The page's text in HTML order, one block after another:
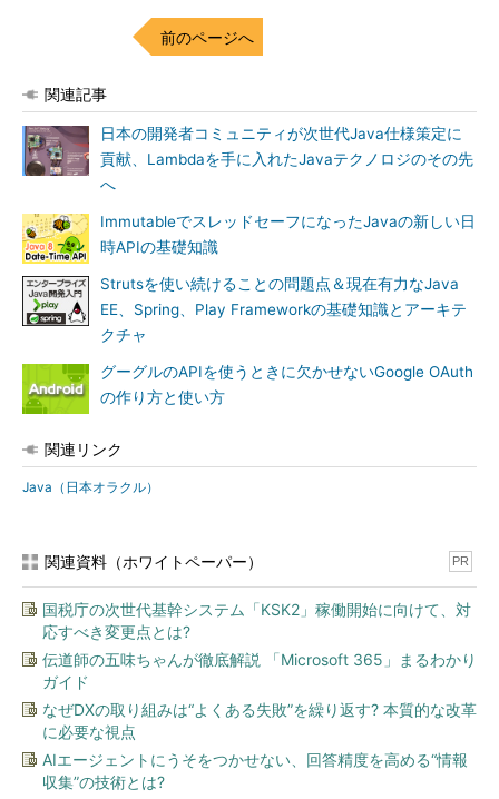
前のページへ
関連記事
日本の開発者コミュニティが次世代Java仕様策定に
貢献、Lambdaを手に入れたJavaテクノロジのその先
へ
ImmutableでスレッドセーフになったJavaの新しい日
時APIの基礎知識
Strutsを使い続けることの問題点＆現在有力なJava
EE、Spring、Play Frameworkの基礎知識とアーキテ
クチャ
グーグルのAPIを使うときに欠かせないGoogle OAuth
の作り方と使い方
関連リンク
Java（日本オラクル）
関連資料（ホワイトペーパー） PR
国税庁の次世代基幹システム「KSK2」稼働開始に向けて、対
応すべき変更点とは?
伝道師の五味ちゃんが徹底解説 「Microsoft 365」まるわかり
ガイド
なぜDXの取り組みは“よくある失敗”を繰り返す? 本質的な改革
に必要な視点
AIエージェントにうそをつかせない、回答精度を高める“情報
収集”の技術とは?